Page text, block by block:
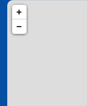
+
−